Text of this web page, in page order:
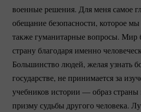
военные решения. Для меня самое
обещание безопасности, которое
также гуманитарные вопросы. Мир
страну благодаря именно
Большинство людей, желая узнать
государстве, не принимается за
учебников истории — образ страны
призму судьбы другого человека.